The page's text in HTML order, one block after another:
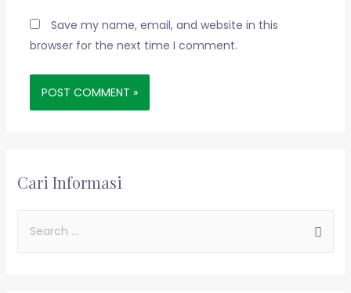
Save my name, email, and website in this
browser for the next time I comment.
Cari Informasi